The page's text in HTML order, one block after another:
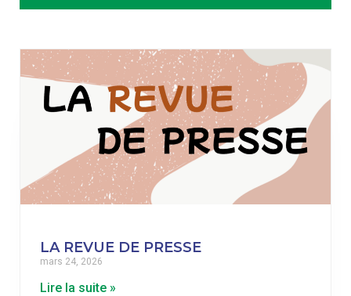
LA REVUE DE PRESSE
mars 24, 2026
Lire la suite »